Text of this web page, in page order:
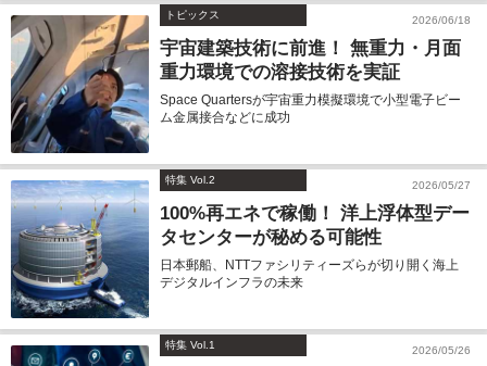
トピックス 2026/06/18
宇宙建築技術に前進！ 無重力・月面
重力環境での溶接技術を実証
Space Quartersが宇宙重力模擬環境で小型電子ビー
ム金属接合などに成功
特集 Vol.2 2026/05/27
100%再エネで稼働！ 洋上浮体型デー
タセンターが秘める可能性
日本郵船、NTTファシリティーズらが切り開く海上
デジタルインフラの未来
特集 Vol.1 2026/05/26